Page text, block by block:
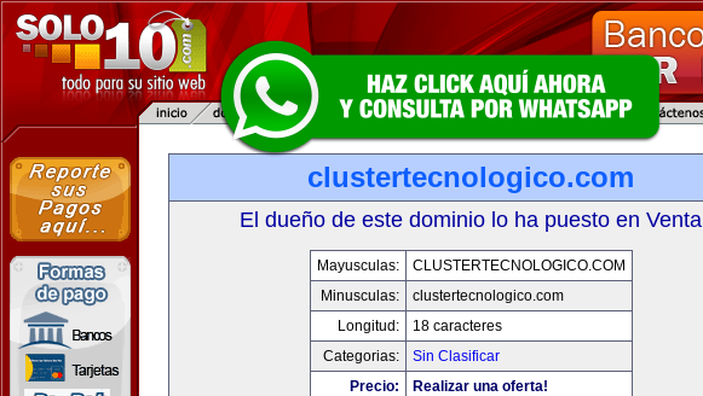
clustertecnologico.com
El dueño de este dominio lo ha puesto en Venta
Mayusculas:
CLUSTERTECNOLOGICO.COM
Minusculas:
clustertecnologico.com
Longitud:
18 caracteres
Categorias:
Sin Clasificar
Precio:
Realizar una oferta!